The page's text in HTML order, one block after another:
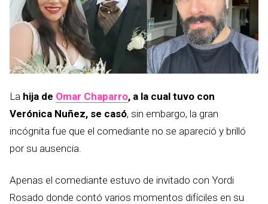
La hija de Omar Chaparro, a la cual tuvo con
Verónica Nuñez, se casó, sin embargo, la gran
incógnita fue que el comediante no se apareció y brilló
por su ausencia.
Apenas el comediante estuvo de invitado con Yordi
Rosado donde contó varios momentos difíciles en su